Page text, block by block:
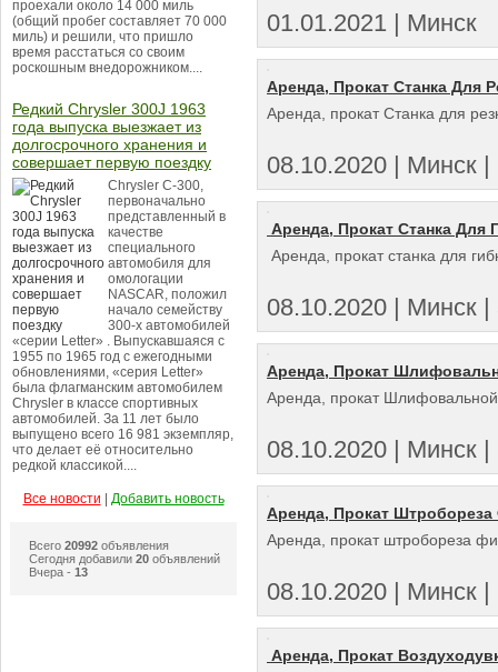
01.01.2021 | Минск
Аренда, Прокат Станка Для
Аренда, прокат Станка для
08.10.2020 | Минск |
Аренда, Прокат Станка Для
Аренда, прокат станка для
08.10.2020 | Минск |
Аренда, Прокат
Аренда, прокат
08.10.2020 | Минск |
Аренда, Прокат
Аренда, прокат штробореза
08.10.2020 | Минск |
Аренда, Прокат
проехали около 14 000 миль
(общий пробег составляет 70 000
миль) и решили, что пришло
время расстаться со своим
роскошным внедорожником....
Редкий Chrysler 300J 1963
года выпуска выезжает из
долгосрочного хранения и
совершает первую поездку
Chrysler C-300,
первоначально
представленный в
качестве
специального
автомобиля для
омологации
NASCAR, положил
начало семейству
300-х автомобилей
«серии Letter» . Выпускавшаяся с
1955 по 1965 год с ежегодными
обновлениями, «серия Letter»
была флагманским автомобилем
Chrysler в классе спортивных
автомобилей. За 11 лет было
выпущено всего 16 981 экземпляр,
что делает её относительно
редкой классикой....
Все новости Добавить новость
Всего 20992 объявления
Сегодня добавили 20 объявлений
Вчера - 13